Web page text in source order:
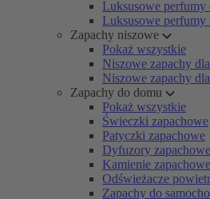
Luksusowe perfumy
Luksusowe perfumy
Zapachy niszowe
Pokaż wszystkie
Niszowe zapachy
Niszowe zapachy
Zapachy do domu
Pokaż wszystkie
Świeczki zapachowe
Patyczki zapachowe
Dyfuzory zapachowe
Kamienie zapachowe
Odświeżacze
Zapachy do